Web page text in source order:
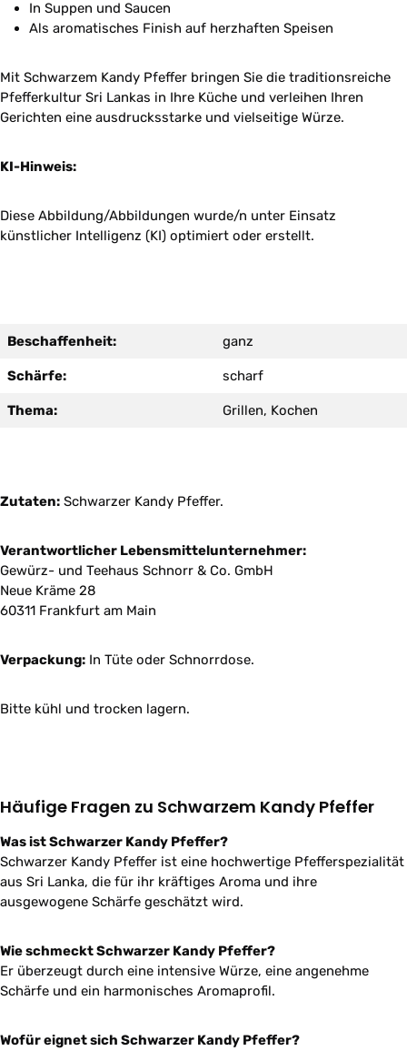
In Suppen und Saucen
Als aromatisches Finish auf herzhaften Speisen
Mit Schwarzem Kandy Pfeffer bringen Sie die traditionsreiche
Pfefferkultur Sri Lankas in Ihre Küche und verleihen Ihren
Gerichten eine ausdrucksstarke und vielseitige Würze.
KI-Hinweis:
Diese Abbildung/Abbildungen wurde/n unter Einsatz
künstlicher Intelligenz (KI) optimiert oder erstellt.
Beschaffenheit: ganz
Schärfe: scharf
Thema: Grillen, Kochen
Zutaten: Schwarzer Kandy Pfeffer.
Verantwortlicher Lebensmittelunternehmer:
Gewürz- und Teehaus Schnorr & Co. GmbH
Neue Kräme 28
60311 Frankfurt am Main
Verpackung: In Tüte oder Schnorrdose.
Bitte kühl und trocken lagern.
Häufige Fragen zu Schwarzem Kandy Pfeffer
Was ist Schwarzer Kandy Pfeffer?
Schwarzer Kandy Pfeffer ist eine hochwertige Pfefferspezialität
aus Sri Lanka, die für ihr kräftiges Aroma und ihre
ausgewogene Schärfe geschätzt wird.
Wie schmeckt Schwarzer Kandy Pfeffer?
Er überzeugt durch eine intensive Würze, eine angenehme
Schärfe und ein harmonisches Aromaprofil.
Wofür eignet sich Schwarzer Kandy Pfeffer?